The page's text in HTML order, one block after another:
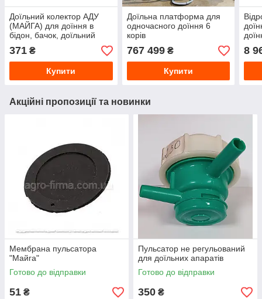
Доїльний колектор АДУ
(МАЙГА) для доїння в
бідон, бачок, доїльний
апарат ІДУ, Берізка,
Бурьонка
371 ₴
Купити
Доїльна платформа для
одночасного доїння 6
корів
767 499₴
Купити
8
Акційні пропозиції та новинки
Мембрана пульсатора
"Майга"
Готово до відправки
51 ₴
Пульсатор не регульований
для доїльних апаратів
Готово до відправки
350 ₴